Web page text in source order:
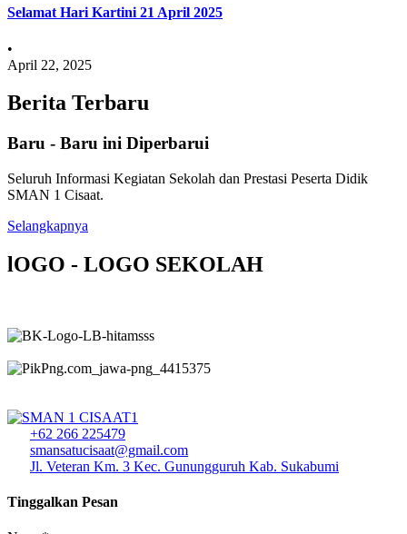
Selamat Hari Kartini 21 April 2025
•
April 22, 2025
Berita Terbaru
Baru - Baru ini Diperbarui
Seluruh Informasi Kegiatan Sekolah dan Prestasi Peserta Didik
SMAN 1 Cisaat.
Selangkapnya
lOGO - LOGO SEKOLAH
+62 266 225479
smansatucisaat@gmail.com
Jl. Veteran Km. 3 Kec. Gunungguruh Kab. Sukabumi
Tinggalkan Pesan